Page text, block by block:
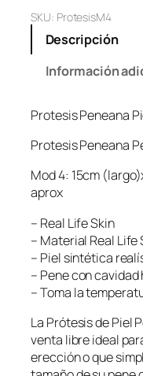
SKU: ProtesisM4
Descripción
Información
Protesis Peneana
Protesis Peneana
Mod 4: 15cm
aprox
– Real Life Skin
– Material Real Life
– Piel sintética
– Pene con cavidad
– Toma la
La Prótesis de Piel
venta libre ideal
erección o que